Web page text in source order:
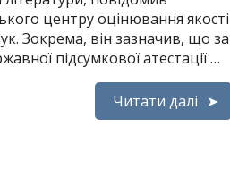
центру оцінювання якості
Зокрема, він зазначив, що за
підсумкової атестації …
Читати далі